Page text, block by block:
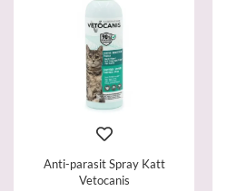
Anti-parasit Spray Katt
Vetocanis